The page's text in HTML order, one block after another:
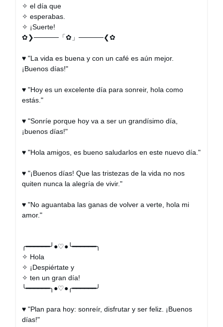
✧ el día que
✧ esperabas.
✧ ¡Suerte!
✿❯─────「✿」─────❮✿
♥ "La vida es buena y con un café es aún mejor.
¡Buenos días!"
♥ "Hoy es un excelente día para sonreir, hola como
estás."
♥ "Sonríe porque hoy va a ser un grandísimo día,
¡buenos días!"
♥ "Hola amigos, es bueno saludarlos en este nuevo día."
♥ "¡Buenos días! Que las tristezas de la vida no nos
quiten nunca la alegría de vivir."
♥ "No aguantaba las ganas de volver a verte, hola mi
amor."
╭━━━━━━╯●♡●╰━━━━━━╮
✧ Hola
✧ ¡Despiértate y
✧ ten un gran día!
╰━━━━━━╮●♡●╭━━━━━━╯
♥ "Plan para hoy: sonreír, disfrutar y ser feliz. ¡Buenos
días!"